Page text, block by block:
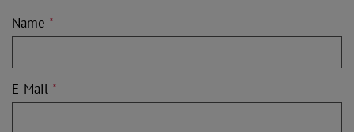
Name *
E-Mail *